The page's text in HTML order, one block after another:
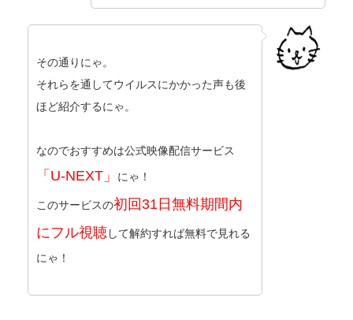
その通りにゃ。
それらを通してウイルスにかかった声も後
ほど紹介するにゃ。
なのでおすすめは公式映像配信サービス
「U-NEXT」 にゃ！
このサービスの初回31日無料期間内
にフル視聴して解約すれば無料で見れる
にゃ！